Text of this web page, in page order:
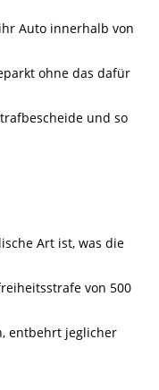
Auto innerhalb von
ohne das dafür
und so
Art ist, was die
von 500
entbehrt jeglicher